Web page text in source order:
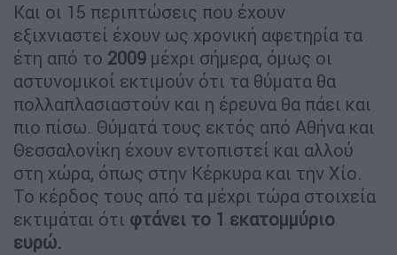
Και οι 15 περιπτώσεις που έχουν
εξιχνιαστεί έχουν ως χρονική αφετηρία τα
έτη από το 2009 μέχρι σήμερα, όμως οι
αστυνομικοί εκτιμούν ότι τα θύματα θα
πολλαπλασιαστούν και η έρευνα θα πάει και
πιο πίσω. Θύματά τους εκτός από Αθήνα και
Θεσσαλονίκη έχουν εντοπιστεί και αλλού
στη χώρα, όπως στην Κέρκυρα και την Χίο.
Το κέρδος τους από τα μέχρι τώρα στοιχεία
εκτιμάται ότι φτάνει το 1 εκατομμύριο
ευρώ.